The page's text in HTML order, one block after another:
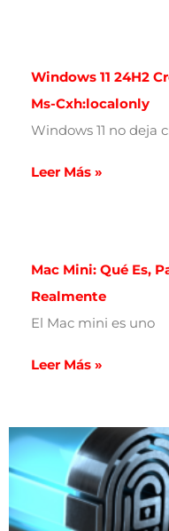
Windows 11 24H2
Ms-Cxh:localonly
Windows 11 no deja
Leer Más »
Mac Mini: Qué Es,
Realmente
El Mac mini es uno
Leer Más »